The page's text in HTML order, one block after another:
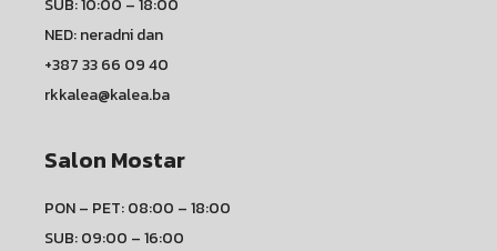
SUB: 10:00 – 18:00
NED: neradni dan
+387 33 66 09 40
rkkalea@kalea.ba
Salon Mostar
PON – PET: 08:00 – 18:00
SUB: 09:00 – 16:00